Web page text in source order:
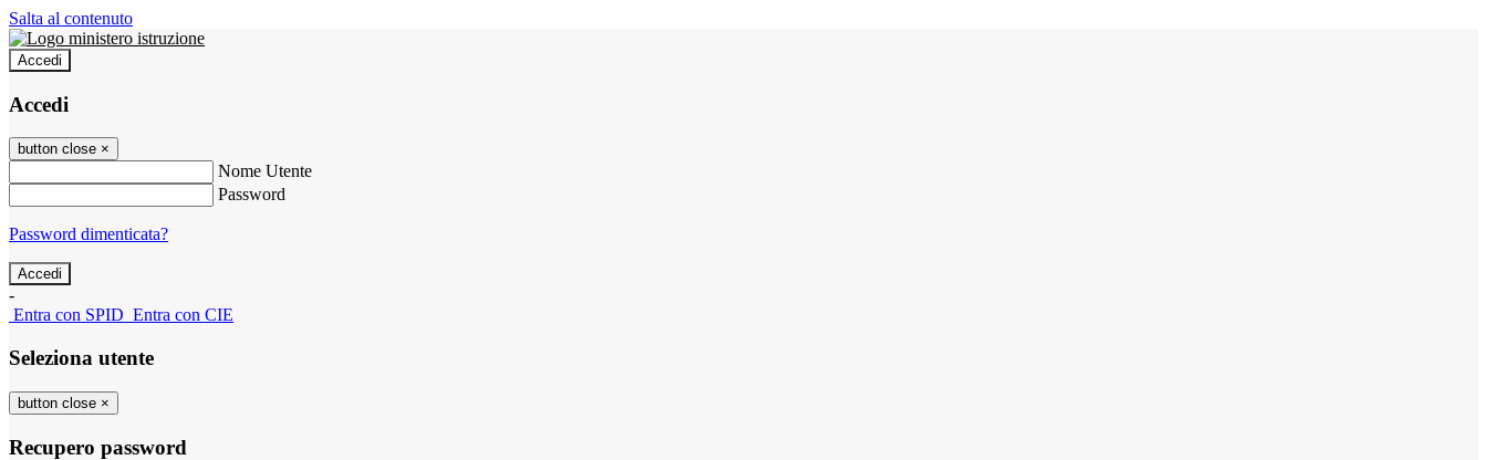
Salta al contenuto
Accedi
Accedi
button close ×
Nome Utente
Password
Password dimenticata?
-
Entra con SPID Entra con CIE
Seleziona utente
button close ×
Recupero password